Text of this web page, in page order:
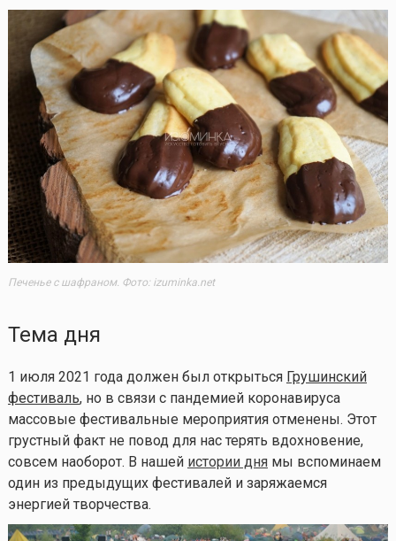
Печенье с шафраном. Фото: izuminka.net
Тема дня
1 июля 2021 года должен был открыться Грушинский
фестиваль, но в связи с пандемией коронавируса
массовые фестивальные мероприятия отменены. Этот
грустный факт не повод для нас терять вдохновение,
совсем наоборот. В нашей истории днямы вспоминаем
один из предыдущих фестивалей и заряжаемся
энергией творчества.